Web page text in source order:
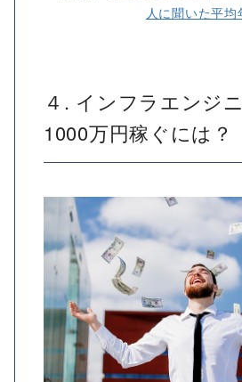
人に聞いた平
４. インフラエンジ
1000万円稼ぐには？